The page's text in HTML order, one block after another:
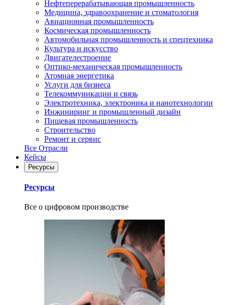
Нефтеперерабатывающая промышленность
Медицина, здравоохранение и стоматология
Авиационная промышленность
Космическая промышленность
Автомобильная промышленность и спецтехника
Культура и искусство
Двигателестроение
Оптико-механическая промышленность
Атомная энергетика
Услуги для бизнеса
Телекоммуникации и связь
Электротехника, электроника и нанотехнологии
Инжиниринг и промышленный дизайн
Пищевая промышленность
Строительство
Ремонт и сервис
Все Отрасли
Кейсы
Ресурсы
Ресурсы
Все о цифровом производстве